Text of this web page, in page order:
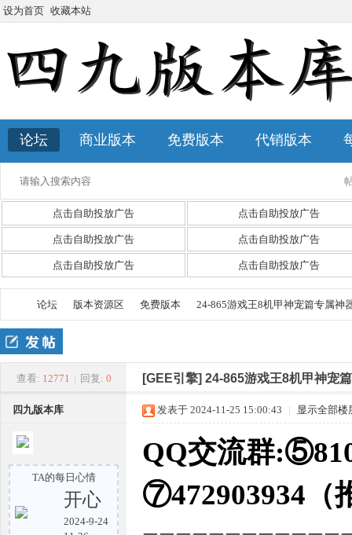
设为首页 收藏本站
论坛 商业版本 免费版本 代销版本
点击自助投放广告 点击自助投放广告
点击自助投放广告 点击自助投放广告
点击自助投放广告 点击自助投放广告
九
»
论坛 版本资源区 免费版本
›
24-865游戏王8机甲神宠篇专属神
查看: 12771 | 回复: 0 [GEE引擎] 24-865游戏王8机甲神宠
四九版本库
TA的每日心情
开心
2024-9-24
发表于 2024-11-25 15:00:43 | 显示全部楼
QQ交流群
⑦472903934（